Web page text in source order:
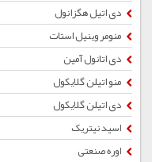
دی اتیل هگزانول
منومر وینیل استات
دی اتانول آمین
منو اتیلن گلایکول
دی اتیلن گلایکول
اسید نیتریک
اوره صنعتی